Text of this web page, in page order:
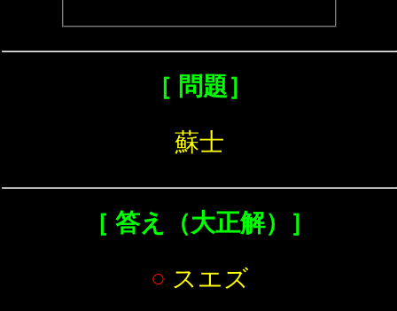
［ 問題］
蘇士
［ 答え（大正解）］
○ スエズ